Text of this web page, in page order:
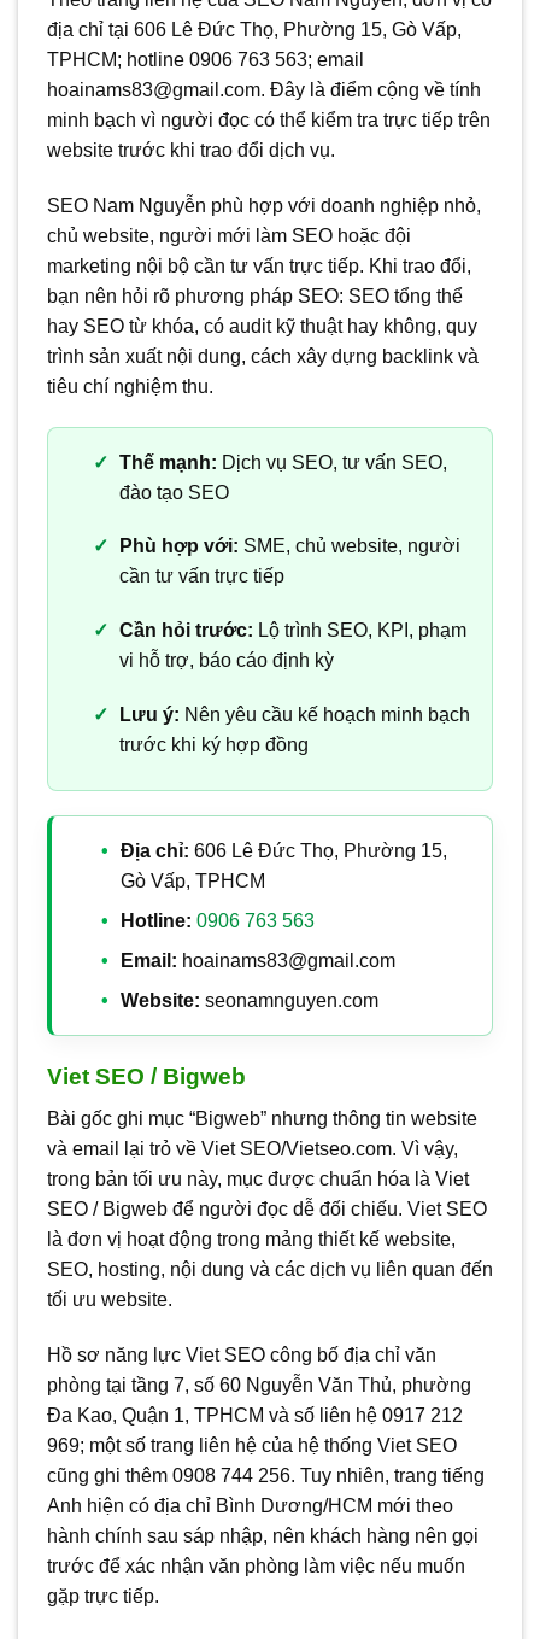
địa chỉ tại 606 Lê Đức Thọ, Phường 15, Gò Vấp,
TPHCM; hotline 0906 763 563; email
hoainams83@gmail.com. Đây là điểm cộng về tính
minh bạch vì người đọc có thể kiểm tra trực tiếp trên
website trước khi trao đổi dịch vụ.
SEO Nam Nguyễn phù hợp với doanh nghiệp nhỏ,
chủ website, người mới làm SEO hoặc đội
marketing nội bộ cần tư vấn trực tiếp. Khi trao đổi,
bạn nên hỏi rõ phương pháp SEO: SEO tổng thể
hay SEO từ khóa, có audit kỹ thuật hay không, quy
trình sản xuất nội dung, cách xây dựng backlink và
tiêu chí nghiệm thu.
Thế mạnh: Dịch vụ SEO, tư vấn SEO,
đào tạo SEO
Phù hợp với: SME, chủ website, người
cần tư vấn trực tiếp
Cần hỏi trước: Lộ trình SEO, KPI, phạm
vi hỗ trợ, báo cáo định kỳ
Lưu ý: Nên yêu cầu kế hoạch minh bạch
trước khi ký hợp đồng
Địa chỉ: 606 Lê Đức Thọ, Phường 15,
Gò Vấp, TPHCM
Hotline: 0906 763 563
Email: hoainams83@gmail.com
Website: seonamnguyen.com
Viet SEO / Bigweb
Bài gốc ghi mục “Bigweb” nhưng thông tin website
và email lại trỏ về Viet SEO/Vietseo.com. Vì vậy,
trong bản tối ưu này, mục được chuẩn hóa là Viet
SEO / Bigweb để người đọc dễ đối chiếu. Viet SEO
là đơn vị hoạt động trong mảng thiết kế website,
SEO, hosting, nội dung và các dịch vụ liên quan đến
tối ưu website.
Hồ sơ năng lực Viet SEO công bố địa chỉ văn
phòng tại tầng 7, số 60 Nguyễn Văn Thủ, phường
Đa Kao, Quận 1, TPHCM và số liên hệ 0917 212
969; một số trang liên hệ của hệ thống Viet SEO
cũng ghi thêm 0908 744 256. Tuy nhiên, trang tiếng
Anh hiện có địa chỉ Bình Dương/HCM mới theo
hành chính sau sáp nhập, nên khách hàng nên gọi
trước để xác nhận văn phòng làm việc nếu muốn
gặp trực tiếp.